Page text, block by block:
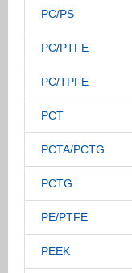
PC/PS
PC/PTFE
PC/TPFE
PCT
PCTA/PCTG
PCTG
PE/PTFE
PEEK